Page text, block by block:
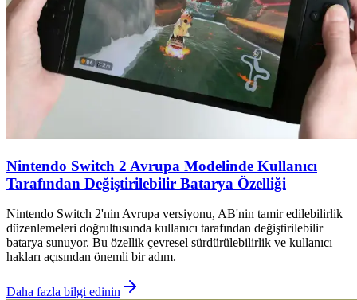
Nintendo Switch 2 Avrupa Modelinde Kullanıcı
Tarafından Değiştirilebilir Batarya Özelliği
Nintendo Switch 2'nin Avrupa versiyonu, AB'nin tamir edilebilirlik
düzenlemeleri doğrultusunda kullanıcı tarafından değiştirilebilir
batarya sunuyor. Bu özellik çevresel sürdürülebilirlik ve kullanıcı
hakları açısından önemli bir adım.
Daha fazla bilgi edinin